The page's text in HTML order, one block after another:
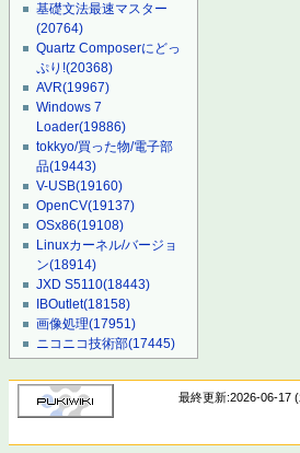
基礎文法最速マスター
(20764)
Quartz Composerにどっ
ぷり!(20368)
AVR(19967)
Windows 7
Loader(19886)
tokkyo/買った物/電子部
品(19443)
V-USB(19160)
OpenCV(19137)
OSx86(19108)
Linuxカーネル/バージョ
ン(18914)
JXD S5110(18443)
IBOutlet(18158)
画像処理(17951)
ニコニコ技術部(17445)
最終更新:2026-06-17